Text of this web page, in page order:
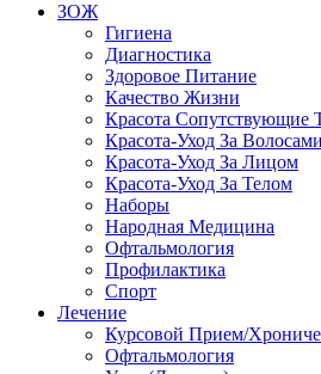
ЗОЖ
Гигиена
Диагностика
Здоровое Питание
Качество Жизни
Красота Сопутствующие
Красота-Уход За Волосами
Красота-Уход За Лицом
Красота-Уход За Телом
Наборы
Народная Медицина
Офтальмология
Профилактика
Спорт
Лечение
Курсовой Прием/
Офтальмология